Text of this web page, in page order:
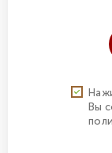
Вы